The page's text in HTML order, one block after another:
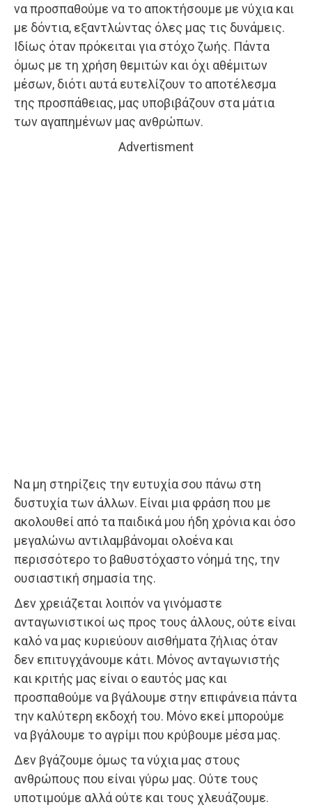
να προσπαθούμε να το αποκτήσουμε με νύχια και
με δόντια, εξαντλώντας όλες μας τις δυνάμεις.
Ιδίως όταν πρόκειται για στόχο ζωής. Πάντα
όμως με τη χρήση θεμιτών και όχι αθέμιτων
μέσων, διότι αυτά ευτελίζουν το αποτέλεσμα
της προσπάθειας, μας υποβιβάζουν στα μάτια
των αγαπημένων μας ανθρώπων.
Advertisment
Να μη στηρίζεις την ευτυχία σου πάνω στη
δυστυχία των άλλων. Είναι μια φράση που με
ακολουθεί από τα παιδικά μου ήδη χρόνια και όσο
μεγαλώνω αντιλαμβάνομαι ολοένα και
περισσότερο το βαθυστόχαστο νόημά της, την
ουσιαστική σημασία της.
Δεν χρειάζεται λοιπόν να γινόμαστε
ανταγωνιστικοί ως προς τους άλλους, ούτε είναι
καλό να μας κυριεύουν αισθήματα ζήλιας όταν
δεν επιτυγχάνουμε κάτι. Μόνος ανταγωνιστής
και κριτής μας είναι ο εαυτός μας και
προσπαθούμε να βγάλουμε στην επιφάνεια πάντα
την καλύτερη εκδοχή του. Μόνο εκεί μπορούμε
να βγάλουμε το αγρίμι που κρύβουμε μέσα μας.
Δεν βγάζουμε όμως τα νύχια μας στους
ανθρώπους που είναι γύρω μας. Ούτε τους
υποτιμούμε αλλά ούτε και τους χλευάζουμε.